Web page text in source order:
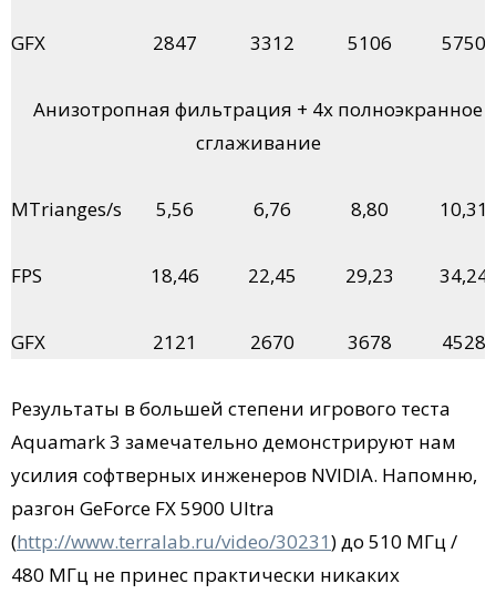
GFX 2847 3312 5106 5750
Анизотропная фильтрация + 4х полноэкранное
сглаживание
MTrianges/s 5,56 6,76 8,80 10,31
FPS 18,46 22,45 29,23 34,24
GFX 2121 2670 3678 4528
Результаты в большей степени игрового теста
Aquamark 3 замечательно демонстрируют нам
усилия софтверных инженеров NVIDIA. Напомню,
разгон GeForce FX 5900 Ultra
(http://www.terralab.ru/video/30231) до 510 МГц /
480 МГц не принес практически никаких